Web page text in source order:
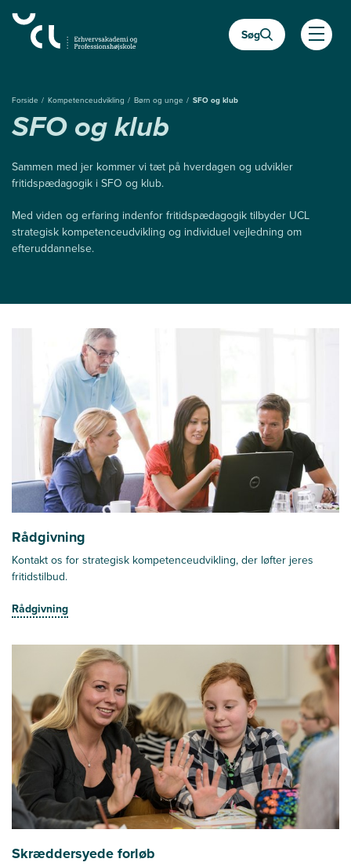
hovedindhold
Søg
Åben
Forside Kompetenceudvikling Børn og unge SFO og klub
SFO og klub
Sammen med jer kommer vi tæt på hverdagen og udvikler
fritidspædagogik i SFO og klub.
Med viden og erfaring indenfor fritidspædagogik tilbyder UCL
strategisk kompetenceudvikling og individuel vejledning om
efteruddannelse.
Rådgivning
Kontakt os for strategisk kompetenceudvikling, der løfter jeres
fritidstilbud.
Rådgivning
Skræddersyede forløb